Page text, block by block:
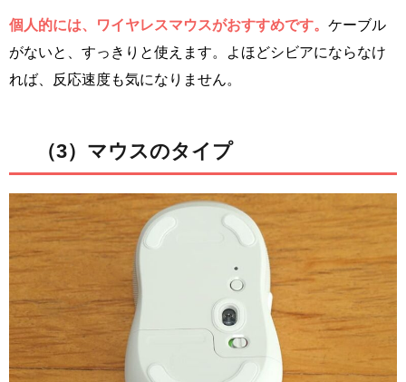
個人的には、ワイヤレスマウスがおすすめです。 ケーブル
がないと、すっきりと使えます。よほどシビアにならなけ
れば、反応速度も気になりません。
（3）マウスのタイプ